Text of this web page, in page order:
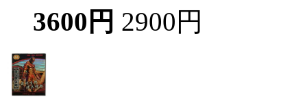
3600円 2900円